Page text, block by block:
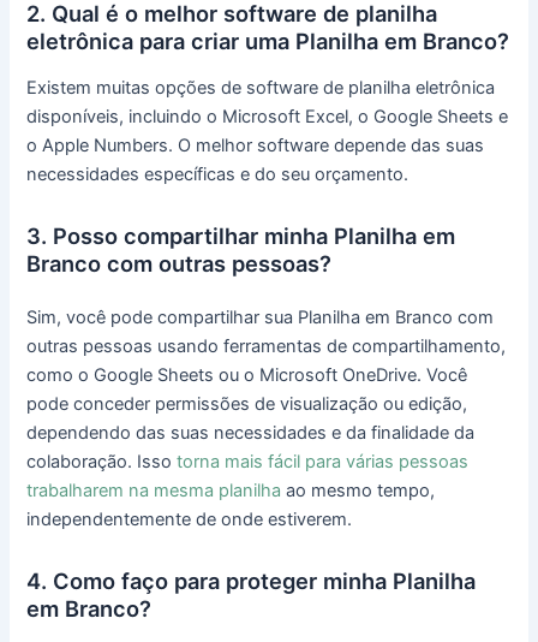
2. Qual é o melhor software de planilha
eletrônica para criar uma Planilha em Branco?
Existem muitas opções de software de planilha eletrônica
disponíveis, incluindo o Microsoft Excel, o Google Sheets e
o Apple Numbers. O melhor software depende das suas
necessidades específicas e do seu orçamento.
3. Posso compartilhar minha Planilha em
Branco com outras pessoas?
Sim, você pode compartilhar sua Planilha em Branco com
outras pessoas usando ferramentas de compartilhamento,
como o Google Sheets ou o Microsoft OneDrive. Você
pode conceder permissões de visualização ou edição,
dependendo das suas necessidades e da finalidade da
colaboração. Issotorna mais fácil para várias pessoas
trabalharem na mesma planilha ao mesmo tempo,
independentemente de onde estiverem.
4. Como faço para proteger minha Planilha
em Branco?